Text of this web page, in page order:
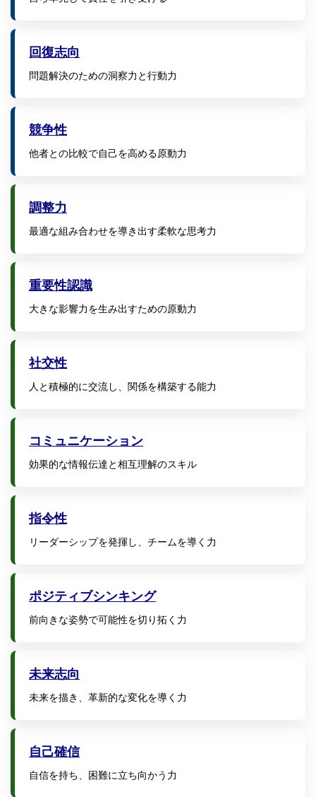
回復志向
問題解決のための洞察力と行動力
競争性
他者との比較で自己を高める原動力
調整力
最適な組み合わせを導き出す柔軟な思考力
重要性認識
大きな影響力を生み出すための原動力
社交性
人と積極的に交流し、関係を構築する能力
コミュニケーション
効果的な情報伝達と相互理解のスキル
指令性
リーダーシップを発揮し、チームを導く力
ポジティブシンキング
前向きな姿勢で可能性を切り拓く力
未来志向
未来を描き、革新的な変化を導く力
自己確信
自信を持ち、困難に立ち向かう力